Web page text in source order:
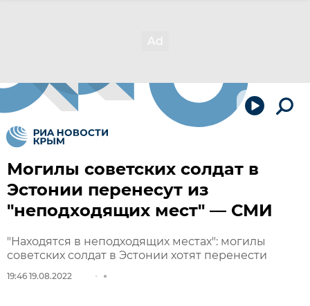
Могилы советских солдат в
Эстонии перенесут из
"неподходящих мест" — СМИ
"Находятся в неподходящих местах": могилы
советских солдат в Эстонии хотят перенести
19:46 19.08.2022